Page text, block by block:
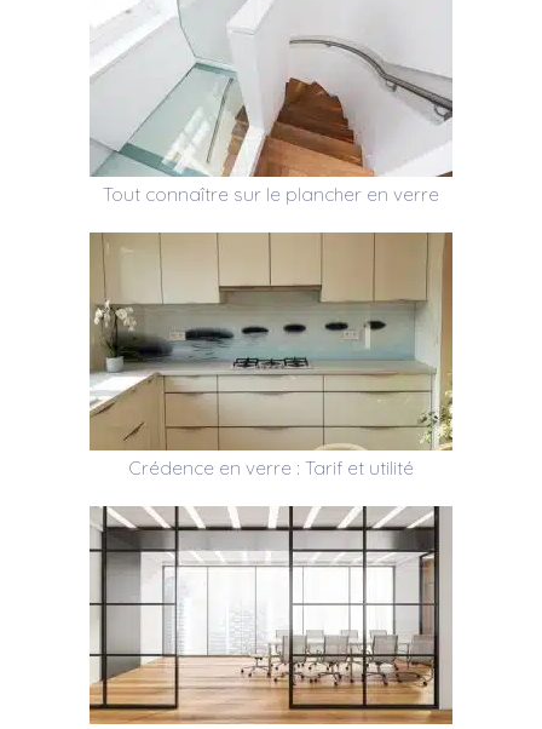
Tout connaître sur le plancher en verre
Crédence en verre : Tarif et utilité